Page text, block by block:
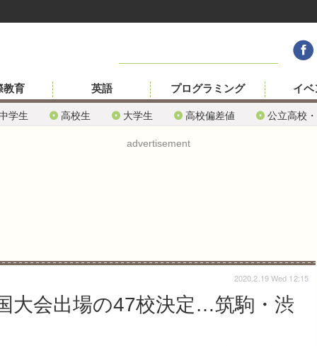
学生 高校生 大学生 高校偏差値 公立高校
教育 英語 プログラミング イベ
advertisement
大会出場の47校決定…筑駒・渋
2020.2.19 Wed 12:15